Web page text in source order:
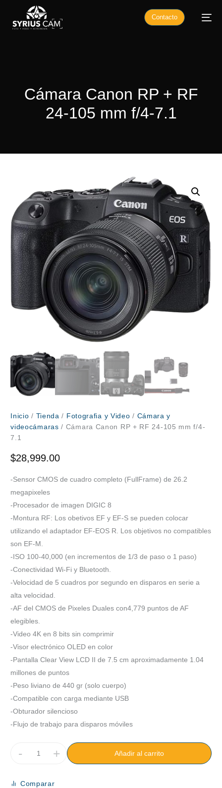
Contacto
Cámara Canon RP + RF
24-105 mm f/4-7.1
Inicio / Tienda / Fotografia y Video / Cámara y
videocámaras / Cámara Canon RP + RF 24-105 mm f/4-
7.1
$28,999.00
-Sensor CMOS de cuadro completo (FullFrame) de 26.2
megapixeles
-Procesador de imagen DIGIC 8
-Montura RF: Los obetivos EF y EF-S se pueden colocar
utilizando el adaptador EF-EOS R. Los objetivos no compatibles
son EF-M.
-ISO 100-40,000 (en incrementos de 1/3 de paso o 1 paso)
-Conectividad Wi-Fi y Bluetooth.
-Velocidad de 5 cuadros por segundo en disparos en serie a
alta velocidad.
-AF del CMOS de Pixeles Duales con4,779 puntos de AF
elegibles.
-Video 4K en 8 bits sin comprimir
-Visor electrónico OLED en color
-Pantalla Clear View LCD II de 7.5 cm aproximadamente 1.04
millones de puntos
-Peso liviano de 440 gr (solo cuerpo)
-Compatible con carga mediante USB
-Obturador silencioso
-Flujo de trabajo para disparos móviles
+
- Añadir al carrito
Comparar